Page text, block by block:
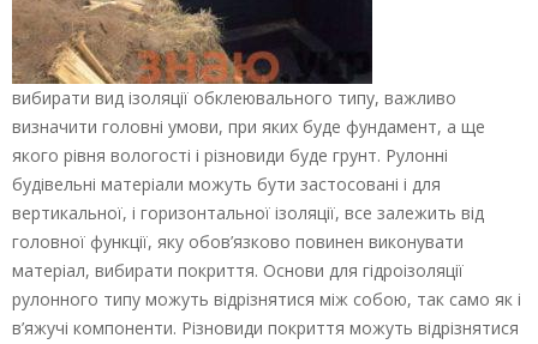
вибирати вид ізоляції обклеювального типу, важливо
визначити головні умови, при яких буде фундамент, а ще
якого рівня вологості і різновиди буде грунт. Рулонні
будівельні матеріали можуть бути застосовані і для
вертикальної, і горизонтальної ізоляції, все залежить від
головної функції, яку обов’язково повинен виконувати
матеріал, вибирати покриття. Основи для гідроізоляції
рулонного типу можуть відрізнятися між собою, так само як і
в’яжучі компоненти. Різновиди покриття можуть відрізнятися